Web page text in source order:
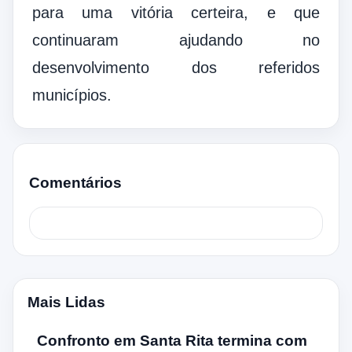
para uma vitória certeira, e que
continuaram ajudando no
desenvolvimento dos referidos
municípios.
Comentários
Mais Lidas
Confronto em Santa Rita termina com